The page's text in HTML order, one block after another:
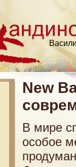
New
В мире
особое